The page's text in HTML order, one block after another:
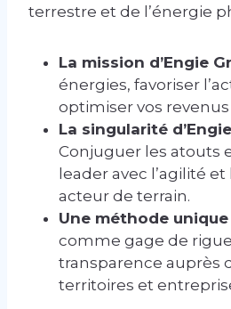
terrestre et de l’énergie
La mission d’Engie
énergies, favoriser
optimiser vos
La singularité
Conjuguer les atouts
leader avec l’agilité
acteur de terrain.
Une méthode
comme gage de
transparence auprès
territoires et